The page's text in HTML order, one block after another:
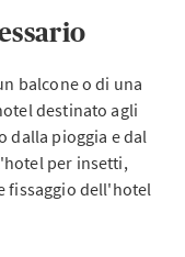
balcone o di una
destinato agli
dalla pioggia e dal
per insetti,
fissaggio dell'hotel